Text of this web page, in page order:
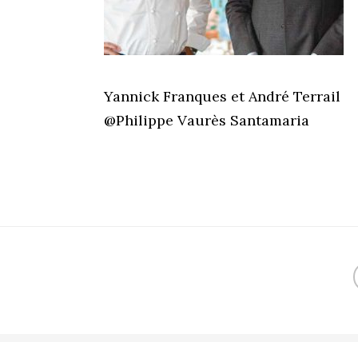
Yannick Franques et André Terrail
@Philippe Vaurès Santamaria